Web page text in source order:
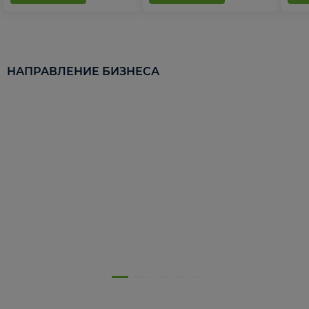
НАПРАВЛЕНИЕ БИЗНЕСА